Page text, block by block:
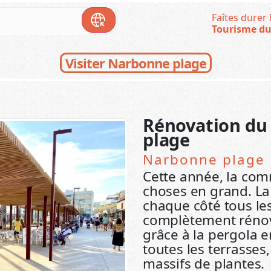
Faîtes durer
Tourisme
Visiter Narbonne plage
Rénovation
plage
Narbonne plage
Cette année, la
choses en grand.
chaque côté tous
complètement
grâce à la pergola
toutes les
massifs de plantes.